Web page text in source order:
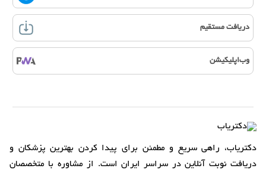
دریافت مستقیم
وب‌اپلیکیشن
دکتریاب، راهی سریع و مطمئن برای پیدا کردن بهترین پزشکان و
دریافت نوبت آنلاین در سراسر ایران است. از مشاوره با متخصصان